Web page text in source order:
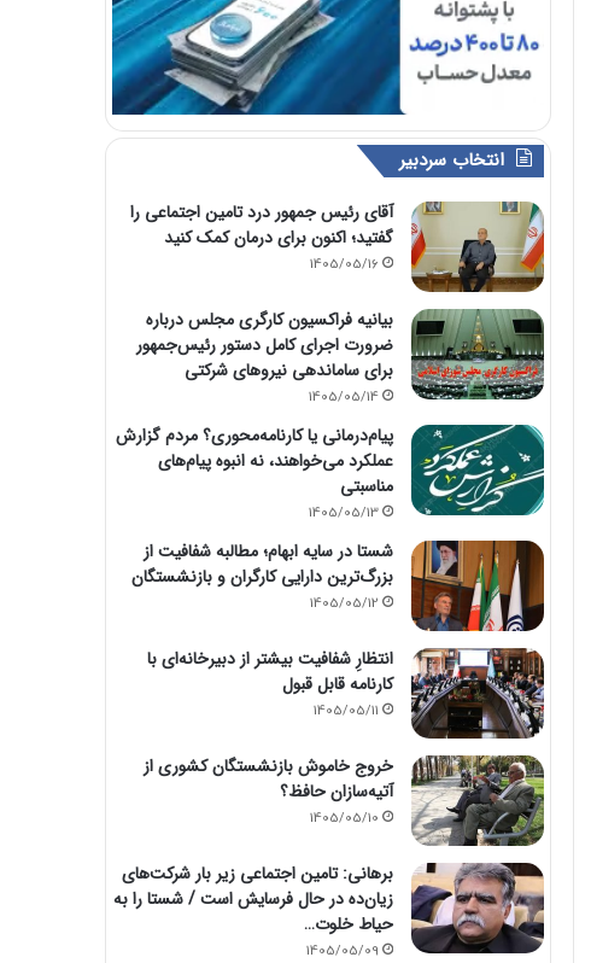
انتخاب سردبیر
آقای رئیس جمهور درد تامین اجتماعی را
گفتید؛ اکنون برای درمان کمک کنید
1405/05/16
بیانیه فراکسیون کارگری مجلس درباره
ضرورت اجرای کامل دستور رئیس‌جمهور
برای ساماندهی نیروهای شرکتی
1405/05/14
پیام‌درمانی یا کارنامه‌محوری؟ مردم گزارش
عملکرد می‌خواهند، نه انبوه پیام‌های
مناسبتی
1405/05/13
شستا در سایه ابهام؛ مطالبه شفافیت از
بزرگ‌ترین دارایی کارگران و بازنشستگان
1405/05/12
انتظارِ شفافیت بیشتر از دبیرخانه‌ای با
کارنامه قابل قبول
1405/05/11
خروج خاموش بازنشستگان کشوری از
آتیه‌سازان حافظ؟
1405/05/10
برهانی: تامین اجتماعی زیر بار شرکت‌های
زیان‌ده در حال فرسایش است / شستا را به
حیاط خلوت…
1405/05/09